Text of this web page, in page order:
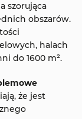
szorująca
obszarów.
halach
do 1600 m².
że jest